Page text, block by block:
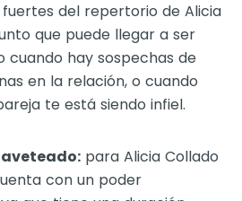
del repertorio de Alicia
que puede llegar a ser
cuando hay sospechas de
en la relación, o cuando
te está siendo infiel.
para Alicia Collado
con un poder